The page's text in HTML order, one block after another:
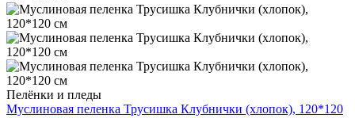
Пелёнки и пледы
Муслиновая пеленка Трусишка Клубнички (хлопок), 120*120